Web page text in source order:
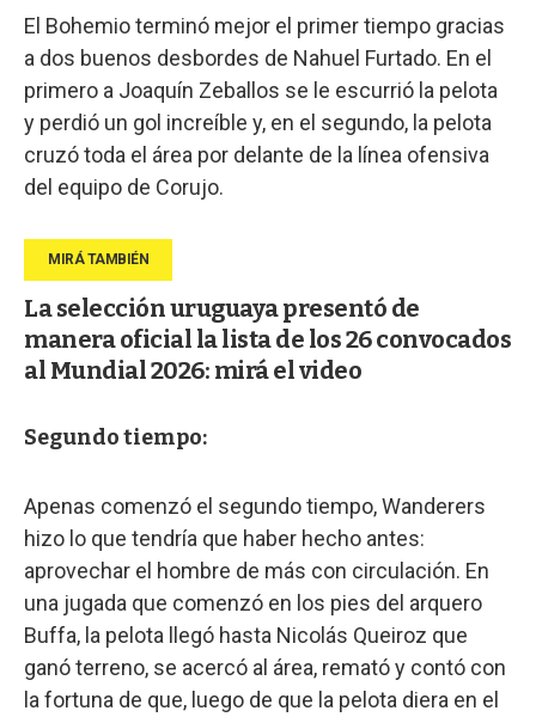
El Bohemio terminó mejor el primer tiempo gracias
a dos buenos desbordes de Nahuel Furtado. En el
primero a Joaquín Zeballos se le escurrió la pelota
y perdió un gol increíble y, en el segundo, la pelota
cruzó toda el área por delante de la línea ofensiva
del equipo de Corujo.
La selección uruguaya presentó de
manera oficial la lista de los 26 convocados
al Mundial 2026: mirá el video
Segundo tiempo:
Apenas comenzó el segundo tiempo, Wanderers
hizo lo que tendría que haber hecho antes:
aprovechar el hombre de más con circulación. En
una jugada que comenzó en los pies del arquero
Buffa, la pelota llegó hasta Nicolás Queiroz que
ganó terreno, se acercó al área, remató y contó con
la fortuna de que, luego de que la pelota diera en el